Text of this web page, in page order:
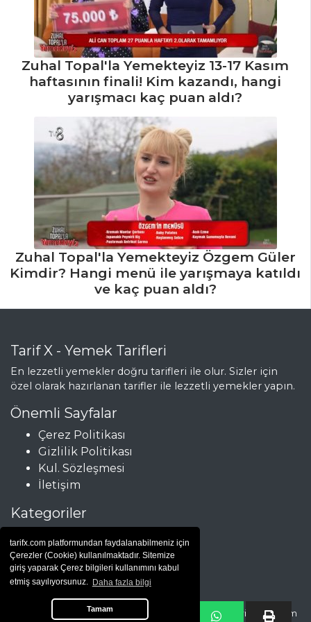
tarifx.com platformundan faydalanabilmeniz için
Çerezler (Cookie) kullanılmaktadır. Sitemize
giriş yaparak Çerez bilgileri kullanımını kabul
etmiş sayılıyorsunuz. Daha fazla bilgi
Tamam
Patlıcanlı Hamsi
Kızartma Tarifi,
Nasıl Yapılır?
Folyoda Levrek
Buğulama Tarifi,
Nasıl Yapılır?
Yer Elmalı Levrek
Tarifi, Nasıl Yapılır?
Balık Yemekleri
Tüm Tarifleri
HAMUR İŞLERI
Yeşilli Anne
Kurabiyesi Tarifi,
Nasıl Yapılır?
Yulaflı Üçgen
Kurabiye Tarifi,
Nasıl Yapılır?
Bisküvi Tarifi, Nasıl
Yapılır?
Hamur İşleri Tüm
Tarifleri
Zuhal Topal'la Yemekteyiz 13-17 Kasım
haftasının finali! Kim kazandı, hangi
yarışmacı kaç puan aldı?
Zuhal Topal'la Yemekteyiz Özgem Güler
Kimdir? Hangi menü ile yarışmaya katıldı
ve kaç puan aldı?
Tarif X - Yemek Tarifleri
En lezzetli yemekler doğru tarifleri ile olur. Sizler için
özel olarak hazırlanan tarifler ile lezzetli yemekler yapın.
Önemli Sayfalar
Çerez Politikası
Gizlilik Politikası
Kul. Sözleşmesi
İletişim
Kategoriler
Et Yemekleri
Hamur İşleri
Salatalar
Copyright © Yemek Tarifleri | | 2025 - tarifx.com tüm